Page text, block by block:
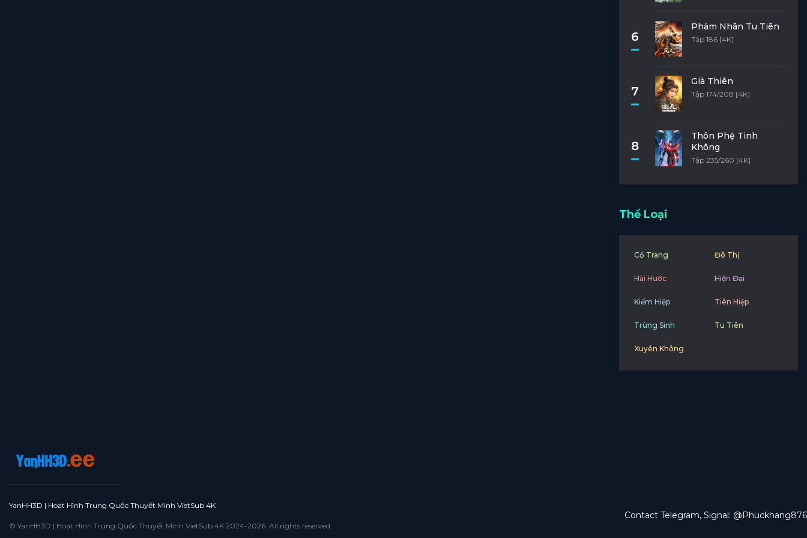
6
Phàm Nhân Tu Tiên
Tập 186 [4K]
7
Già Thiên
Tập 174/208 [4K]
8
Thôn Phệ Tinh
Không
Tập 235/260 [4K]
Thể Loại
Cổ Trang Đô Thị
Hài Hước Hiện Đại
Kiếm Hiệp Tiên Hiệp
Trùng Sinh Tu Tiên
Xuyên Không
YanHH3D | Hoạt Hình Trung Quốc Thuyết Minh VietSub 4K
Contact Telegram, Signal: @Phuckhang876
© YanHH3D | Hoạt Hình Trung Quốc Thuyết Minh VietSub 4K 2024-2026. All rights reserved.